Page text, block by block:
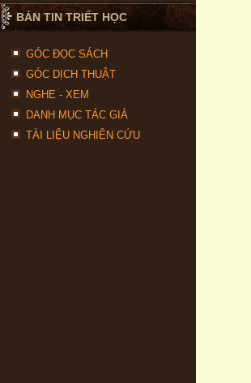
BẢN TIN TRIẾT HỌC
GÓC ĐỌC SÁCH
GÓC DỊCH THUẬT
NGHE - XEM
DANH MỤC TÁC GIẢ
TÀI LIỆU NGHIÊN CỨU